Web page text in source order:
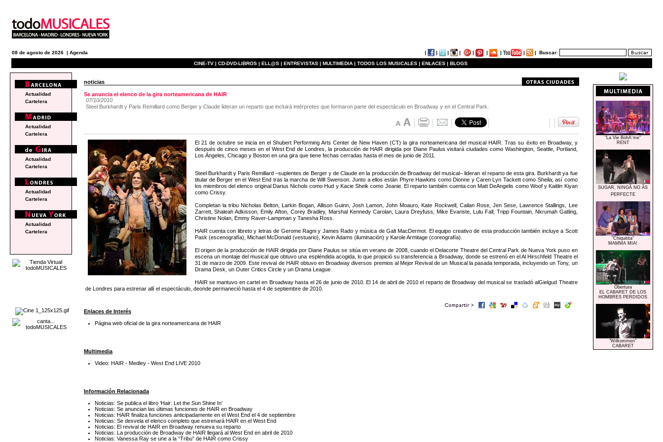
08 de agosto de 2026 | Agenda | | | | | | | | | Buscar:
CINE-TV | CD-DVD-LIBROS | ELL@S | ENTREVISTAS | MULTIMEDIA | TODOS LOS MUSICALES | ENLACES | BLOGS
noticias
Se anuncia el elenco de la gira norteamericana de HAIR
07/10/2010
Steel Burkhardt y Paris Remillard como Berger y Claude lideran un reparto que incluirá intérpretes que formaron parte del espectáculo en Broadway y en el Central Park.
El 21 de octubre se inicia en el Shubert Performing Arts Center de New Haven (CT) la gira norteamericana del musical HAIR. Tras su éxito en Broadway, y
después de cinco meses en el West End de Londres, la producción de HAIR dirigida por Diane Paulus visitará ciudades como Washington, Seattle, Portland,
Los Ángeles, Chicago y Boston en una gira que tiene fechas cerradas hasta el mes de junio de 2011.
Steel Burkhardt y Paris Remillard –suplentes de Berger y de Claude en la producción de Broadway del musical– lideran el reparto de esta gira. Burkhardt ya fue
titular de Berger en el West End tras la marcha de Will Swenson. Junto a ellos están Phyre Hawkins como Dionne y Caren Lyn Tackett como Sheila; así como
los miembros del elenco original Darius Nichols como Hud y Kacie Sheik como Jeanie. El reparto también cuenta con Matt DeAngelis como Woof y Kaitlin Kiyan
como Crissy.
Completan la tribu Nicholas Belton, Larkin Bogan, Allison Guinn, Josh Lamon, John Moauro, Kate Rockwell, Cailan Rose, Jen Sese, Lawrence Stallings, Lee
Zarrett, Shaleah Adkisson, Emily Afton, Corey Bradley, Marshal Kennedy Carolan, Laura Dreyfuss, Mike Evariste, Lulu Fall, Tripp Fountain, Nkrumah Gatling,
Christine Nolan, Emmy Raver-Lampman y Tanesha Ross.
HAIR cuenta con libreto y letras de Gerome Ragni y James Rado y música de Galt MacDermot. El equipo creativo de esta producción también incluye a Scott
Pask (escenografía), Michael McDonald (vestuario), Kevin Adams (iluminación) y Karole Armitage (coreografía).
El origen de la producción de HAIR dirigida por Diane Paulus se sitúa en verano de 2008, cuando el Delacorte Theatre del Central Park de Nueva York puso en
escena un montaje del musical que obtuvo una espléndida acogida, lo que propició su transferencia a Broadway, donde se estrenó en el Al Hirschfeld Theatre el
31 de marzo de 2009. Este revival de HAIR obtuvo en Broadway diversos premios al Mejor Revival de un Musical la pasada temporada, incluyendo un Tony, un
Drama Desk, un Outer Critics Circle y un Drama League.
HAIR se mantuvo en cartel en Broadway hasta el 26 de junio de 2010. El 14 de abril de 2010 el reparto de Broadway del musical se trasladó alGielgud Theatre
de Londres para estrenar allí el espectáculo, deonde permaneció hasta el 4 de septiembre de 2010.
Enlaces de Interés
Página web oficial de la gira norteamericana de HAIR
Multimedia
Video: HAIR - Medley - West End LIVE 2010
Información Relacionada
Noticias: Se publica el libro ‘Hair: Let the Sun Shine In’
Noticias: Se anuncian las últimas funciones de HAIR en Broadway
Noticias: HAIR finaliza funciones anticipadamente en el West End el 4 de septiembre
Noticias: Se desvela el elenco completo que estrenará HAIR en el West End
Noticias: El revival de HAIR en Broadway renueva su reparto
Noticias: La producción de Broadway de HAIR llegará al West End en abril de 2010
Noticias: Vanessa Ray se une a la “Tribu” de HAIR como Crissy
Actualidad
Cartelera
Actualidad
Cartelera
Actualidad
Cartelera
Actualidad
Cartelera
Actualidad
Cartelera
"La Vie BohÃ¨me"
RENT
SUGAR, NINGÃ NO ÃS
PERFECTE
"Chiquitita"
MAMMA MIA!
Obertura
EL CABARET DE LOS
HOMBRES PERDIDOS
"Wilkommen"
CABARET